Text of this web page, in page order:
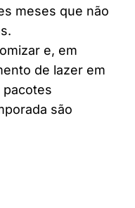
meses que não
e, em
de lazer em
pacotes
são